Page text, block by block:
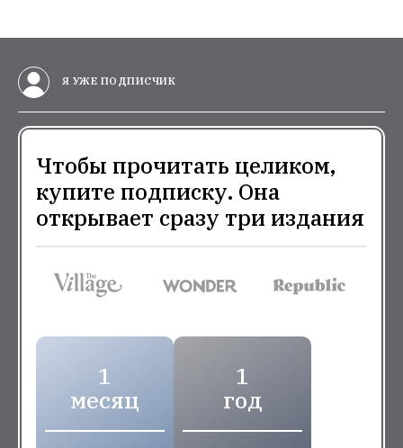
Я УЖЕ ПОДПИСЧИК
Чтобы прочитать целиком,
купите подписку. Она
открывает сразу три издания
1
месяц
1
год